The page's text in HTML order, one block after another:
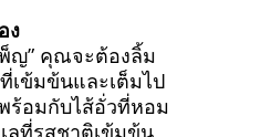
ง
พ็ญ” คุณจะต้องลิ้ม
เข้มข้นและเต็มไป
ร้อมกับไส้อั่วที่หอม